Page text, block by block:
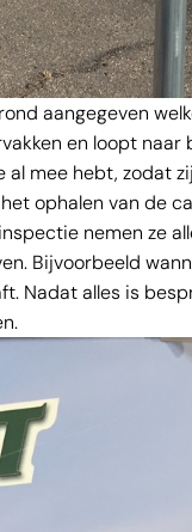
aangegeven
en loopt
mee hebt, zodat
ophalen van de
nemen ze
Bijvoorbeeld
Nadat alles is